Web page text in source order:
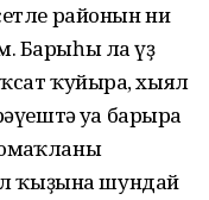
районын ни
Барыһы ла үҙ
ҡуйырға, хыял
уға барырға
ҡыҙына шундай